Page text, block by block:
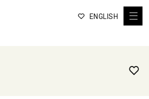
ENGLISH